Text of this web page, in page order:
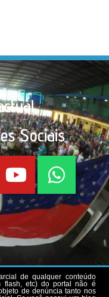
Sociais
de qualquer conteúdo
flash, etc) do portal não é
de denúncia tanto nos